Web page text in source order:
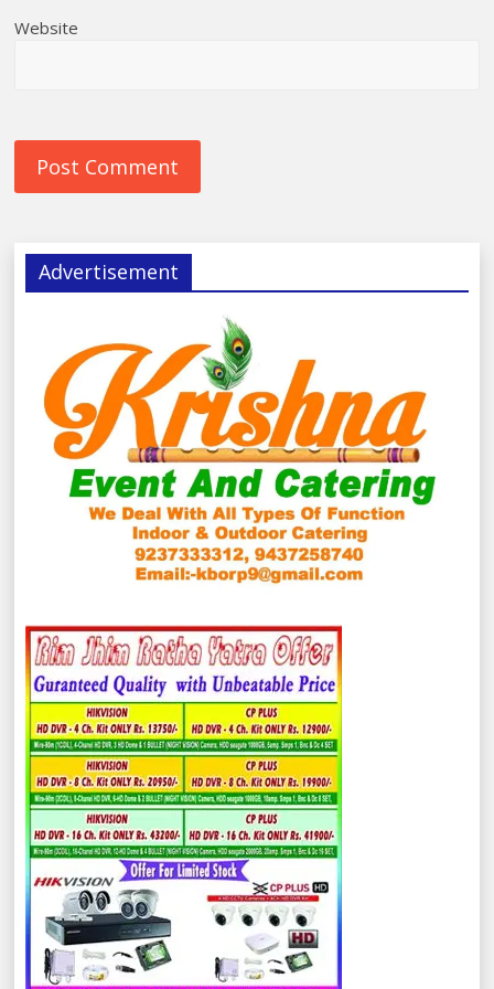
Website
Advertisement